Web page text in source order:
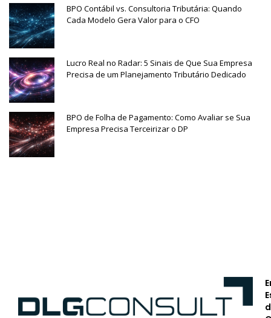
BPO Contábil vs. Consultoria Tributária: Quando
Cada Modelo Gera Valor para o CFO
Lucro Real no Radar: 5 Sinais de Que Sua Empresa
Precisa de um Planejamento Tributário Dedicado
BPO de Folha de Pagamento: Como Avaliar se Sua
Empresa Precisa Terceirizar o DP